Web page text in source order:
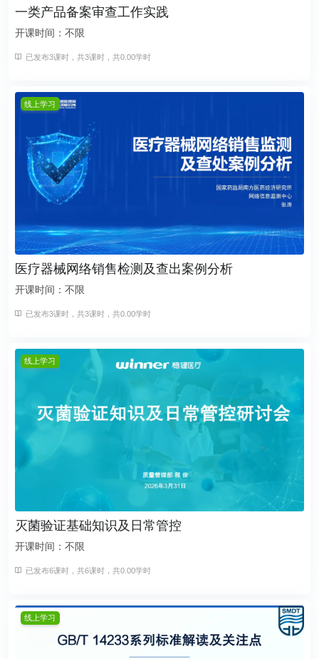
一类产品备案审查工作实践
开课时间：不限
已发布3课时，共3课时，共0.00学时
线上学习
医疗器械网络销售检测及查出案例分析
开课时间：不限
已发布3课时，共3课时，共0.00学时
线上学习
灭菌验证基础知识及日常管控
开课时间：不限
已发布6课时，共6课时，共0.00学时
线上学习